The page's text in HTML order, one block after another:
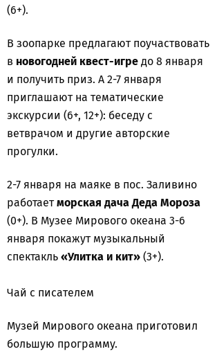
(6+).
В зоопарке предлагают поучаствовать
в новогодней квест-игре до 8 января
и получить приз. А 2-7 января
приглашают на тематические
экскурсии (6+, 12+): беседу с
ветврачом и другие авторские
прогулки.
2-7 января на маяке в пос. Заливино
работаетморская дача Деда Мороза
(0+). В Музее Мирового океана 3-6
января покажут музыкальный
спектакль «Улитка и кит» (3+).
Чай с писателем
Музей Мирового океана приготовил
большую программу.